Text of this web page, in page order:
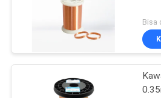
Bisa